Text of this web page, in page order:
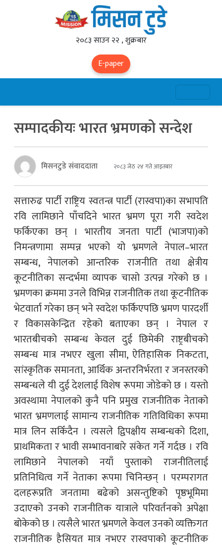
२०८३ साउन २२ , शुक्रबार
E-paper
सम्पादकीयः भारत भ्रमणको सन्देश
मिसनटुडे संवाददाता २०८३ जेठ २४ गते आइतबार
सत्तारुढ पार्टी राष्ट्रिय स्वतन्त्र पार्टी (रास्वपा)का सभापति
रवि लामिछाने पाँचदिने भारत भ्रमण पूरा गरी स्वदेश
फर्किएका छन् । भारतीय जनता पार्टी (भाजपा)को
निमन्त्रणामा सम्पन्न भएको यो भ्रमणले नेपाल–भारत
सम्बन्ध, नेपालको आन्तरिक राजनीति तथा क्षेत्रीय
कूटनीतिका सन्दर्भमा व्यापक चासो उत्पन्न गरेको छ ।
भ्रमणका क्रममा उनले विभिन्न राजनीतिक तथा कूटनीतिक
भेटवार्ता गरेका छन् भने स्वदेश फर्किएपछि भ्रमण पारदर्शी
र विकासकेन्द्रित रहेको बताएका छन् । नेपाल र
भारतबीचको सम्बन्ध केवल दुई छिमेकी राष्ट्रबीचको
सम्बन्ध मात्र नभएर खुला सीमा, ऐतिहासिक निकटता,
सांस्कृतिक समानता, आर्थिक अन्तरनिर्भरता र जनस्तरको
सम्बन्धले यी दुई देशलाई विशेष रूपमा जोडेको छ । यस्तो
अवस्थामा नेपालको कुनै पनि प्रमुख राजनीतिक नेताको
भारत भ्रमणलाई सामान्य राजनीतिक गतिविधिका रूपमा
मात्र लिन सकिँदैन । त्यसले द्विपक्षीय सम्बन्धको दिशा,
प्राथमिकता र भावी सम्भावनाबारे संकेत गर्ने गर्दछ । रवि
लामिछाने नेपालको नयाँ पुस्ताको राजनीतिलाई
प्रतिनिधित्व गर्ने नेताका रूपमा चिनिन्छन् । परम्परागत
दलहरूप्रति जनतामा बढेको असन्तुष्टिको पृष्ठभूमिमा
उदाएको उनको राजनीतिक यात्राले परिवर्तनको अपेक्षा
बोकेको छ । त्यसैले भारत भ्रमणले केवल उनको व्यक्तिगत
राजनीतिक हैसियत मात्र नभएर रास्वपाको कूटनीतिक